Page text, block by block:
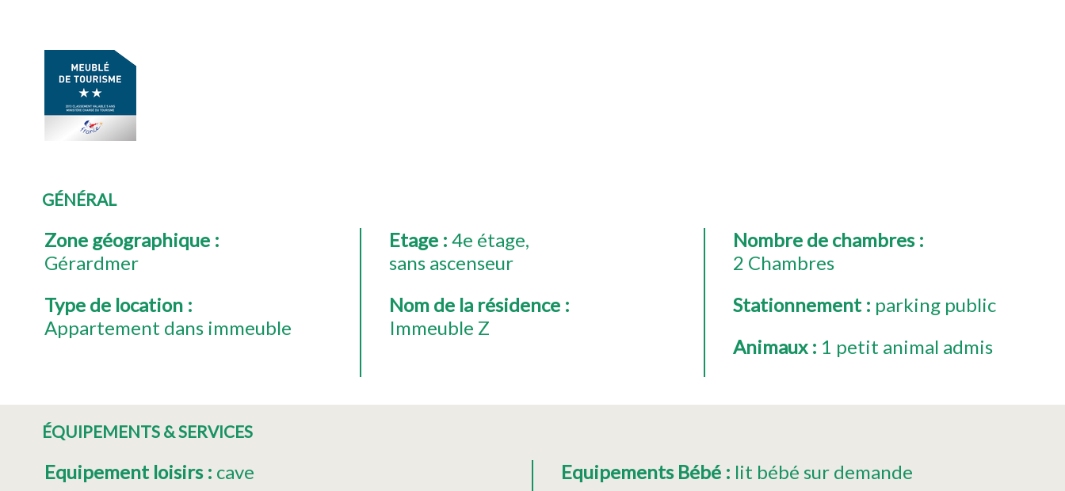
GÉNÉRAL
Zone géographique :
Gérardmer
Type de location :
Appartement dans immeuble
Etage : 4e étage
sans ascenseur
Nom de la résidence :
Immeuble Z
Nombre de chambres :
2 Chambres
Stationnement : parking public
Animaux : 1 petit animal admis
ÉQUIPEMENTS & SERVICES
Equipement loisirs : cave
Equipements Bébé : lit bébé sur demande